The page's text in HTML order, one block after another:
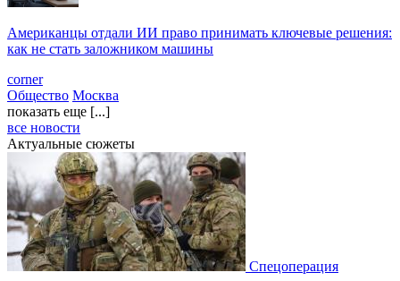
Американцы отдали ИИ право принимать ключевые решения:
как не стать заложником машины
corner
Общество Москва
показать еще [...]
все новости
Актуальные сюжеты
Спецоперация